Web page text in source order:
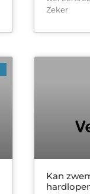
Zeker
Kan